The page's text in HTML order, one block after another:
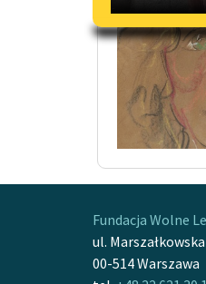
Fundacja Wolne
ul.
00-514 Warszawa